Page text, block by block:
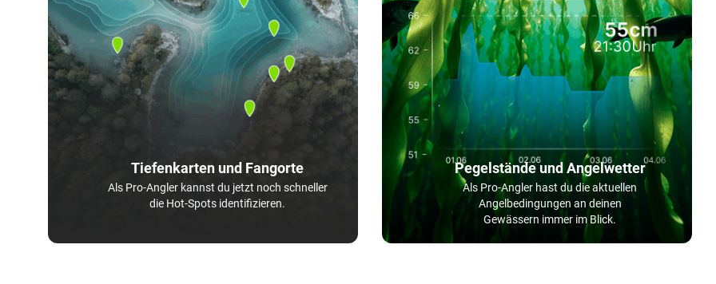
Tiefenkarten und Fangorte
Als Pro-Angler kannst du jetzt noch schneller
die Hot-Spots identifizieren.
Pegelstände und Angelwetter
Als Pro-Angler hast du die aktuellen
Angelbedingungen an deinen
Gewässern immer im Blick.